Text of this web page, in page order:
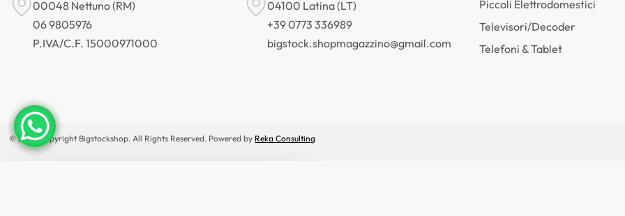
00048 Nettuno (RM)
06 9805976
P.IVA/C.F. 15000971000
04100 Latina (LT)
+39 0773 336989
bigstock.shopmagazzino@gmail.com
Piccoli Elettrodomestici
Televisori/Decoder
Telefoni & Tablet
© 2026 Copyright Bigstockshop. All Rights Reserved. Powered by Reka Consulting